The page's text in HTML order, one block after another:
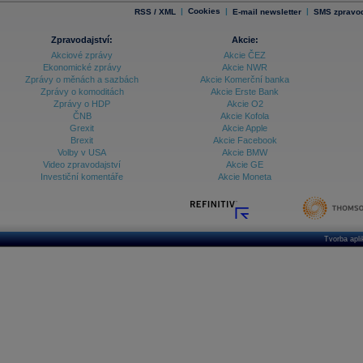
RSS / XML | Cookies | E-mail newsletter | SMS
Zpravodajství:
Akciové zprávy
Ekonomické zprávy
Zprávy o měnách a sazbách
Zprávy o komoditách
Zprávy o HDP
ČNB
Grexit
Brexit
Volby v USA
Video zpravodajství
Investiční komentáře
Akcie:
Akcie ČEZ
Akcie NWR
Akcie Komerční banka
Akcie Erste Bank
Akcie O2
Akcie Kofola
Akcie Apple
Akcie Facebook
Akcie BMW
Akcie GE
Akcie Moneta
Tvorba